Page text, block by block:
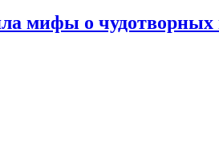
мифы о